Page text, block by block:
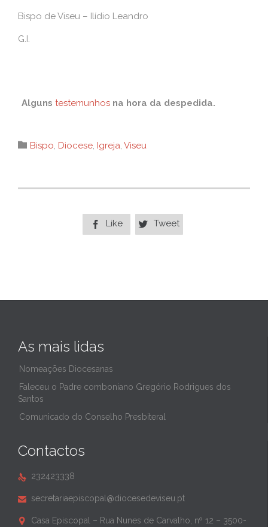
Bispo de Viseu – Ilídio Leandro
G.I.
Alguns testemunhos na hora da despedida.
 Category
Bispo, Diocese, Igreja, Viseu
 Like  Tweet
As mais lidas
Nomeações Diocesanas
Faleceu o Padre comboniano Gregório Rodrigues dos
Santos
Comunicado do Conselho Presbiteral
Contactos
 232423338
 secretariaepiscopal@diocesedeviseu.pt
 Casa Episcopal – Rua Nunes de Carvalho, nº 12 – 3500-